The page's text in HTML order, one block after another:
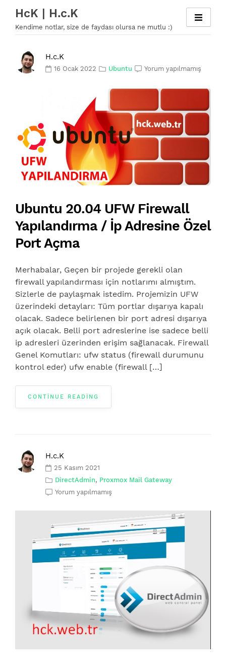
content
HcK | H.c.K
Kendime notlar, size de faydası olursa ne mutlu :)
H.c.K
16 Ocak 2022 Ubuntu Yorum yapılmamış
Ubuntu 20.04 UFW Firewall
Yapılandırma / İp Adresine Özel
Port Açma
Merhabalar, Geçen bir projede gerekli olan
firewall yapılandırması için notlarımı almıştım.
Sizlerle de paylaşmak istedim. Projemizin UFW
üzerindeki detayları: Tüm portlar dışarıya kapalı
olacak. Sadece belirlenen bir port adresi dışarıya
açık olacak. Belli port adreslerine ise sadece belli
ip adresleri üzerinden erişim sağlanacak. Firewall
Genel Komutları: ufw status (firewall durumunu
kontrol eder) ufw enable (firewall […]
CONTINUE READING
H.c.K
25 Kasım 2021
DirectAdmin, Proxmox Mail Gateway
Yorum yapılmamış